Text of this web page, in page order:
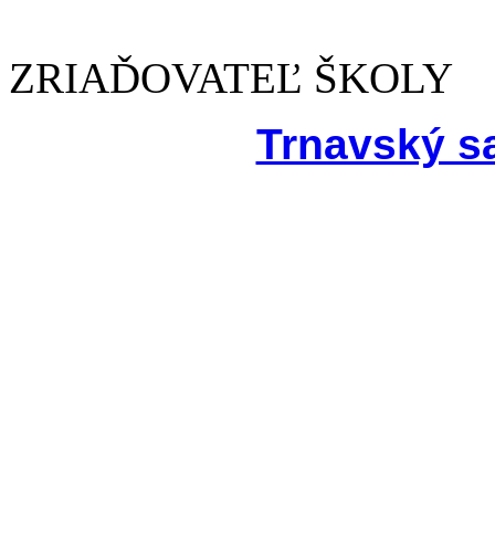
ZRIAĎOVATEĽ ŠKOLY
Trnavský